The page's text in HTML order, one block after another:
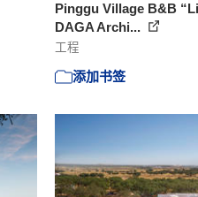
Pinggu Village B&B
DAGA Archi...
工程
添加书签